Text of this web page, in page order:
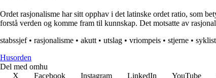
Ordet rasjonalisme har sitt opphav i det latinske ordet ratio, som
forstå verden og komme fram til kunnskap. Det motsatte av
stabssjef• rasjonalisme • akutt • utslag • vriompeis • stjerne • syklist
Husorden
Del med omhu
X
Facebook Instagram LinkedIn YouTube